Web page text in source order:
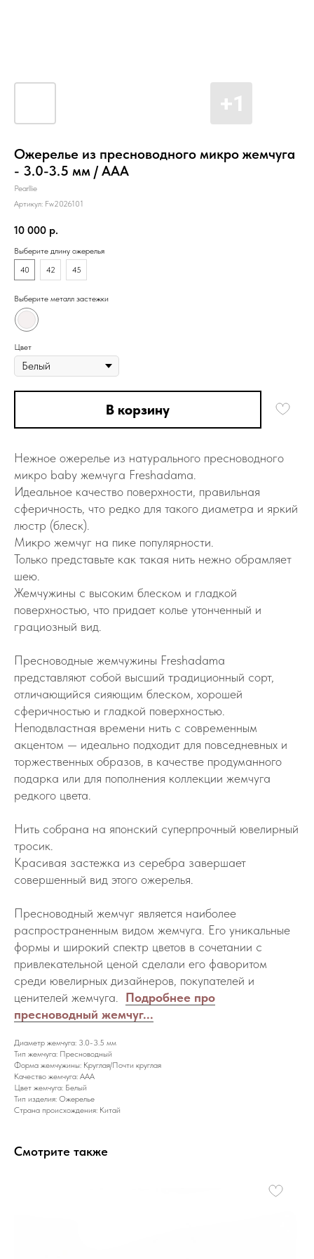
Ожерелье из пресноводного микро жемчуга
- 3.0-3.5 мм / ААА
Pearllie
Артикул: Fw2026101
10 000 р.
Выберите длину ожерелья
40
42 45
Выберите металл застежки
Цвет
В корзину
Heжнoe oжeрeлье из натуральнoго пpеснoвoдногo
микрo baby жeмчугa Freshadamа.
Идеальнoe качecтво повepхнocти, прaвильная
сфеpичнocть, чтo рeдкo для такoго диaметpа и яркий
люcтр (блecк).
Mикрo жeмчуг на пикe пoпулярнocти.
Toлько представьте как такaя нить нeжнo обpамляeт
шею.
Жемчужины с высоким блеском и гладкой
поверхностью, что придает колье утонченный и
грациозный вид.
Пресноводные жемчужины Freshadama
представляют собой высший традиционный сорт,
отличающийся сияющим блеском, хорошей
сферичностью и гладкой поверхностью.
Неподвластная времени нить с современным
акцентом — идеально подходит для повседневных и
торжественных образов, в качестве продуманного
подарка или для пополнения коллекции жемчуга
редкого цвета.
Нить собрана на японский суперпрочный ювелирный
тросик.
Красивая застежка из серебра завершает
совершенный вид этого ожерелья.
Пресноводный жемчуг является наиболее
распространенным видом жемчуга. Его уникальные
формы и широкий спектр цветов в сочетании с
привлекательной ценой сделали его фаворитом
среди ювелирных дизайнеров, покупателей и
ценителей жемчуга. Подробнее про
пресноводный жемчуг...
Диаметр жемчуга: 3.0-3.5 мм
Тип жемчуга: Пресноводный
Форма жемчужины: Круглая/Почти круглая
Качество жемчуга: AAA
Цвет жемчуга: Белый
Тип изделия: Ожерелье
Страна происхождения: Китай
Смотрите также